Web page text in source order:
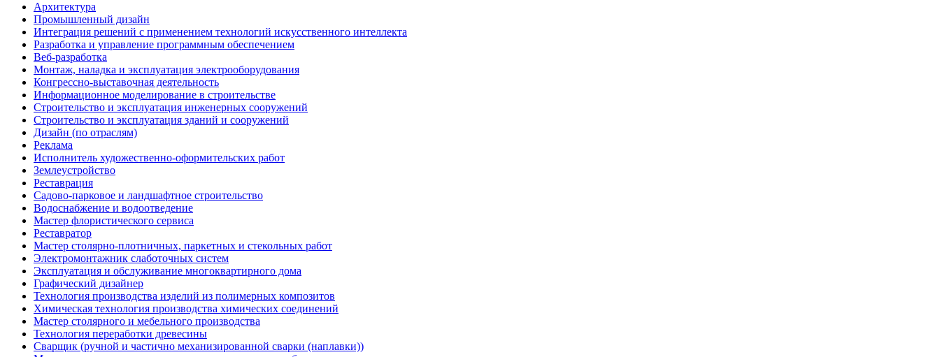
Архитектура
Промышленный дизайн
Интеграция решений с применением технологий искусственного интеллекта
Разработка и управление программным обеспечением
Веб-разработка
Монтаж, наладка и эксплуатация электрооборудования
Конгрессно-выставочная деятельность
Информационное моделирование в строительстве
Строительство и эксплуатация инженерных сооружений
Строительство и эксплуатация зданий и сооружений
Дизайн (по отраслям)
Реклама
Исполнитель художественно-оформительских работ
Землеустройство
Реставрация
Садово-парковое и ландшафтное строительство
Водоснабжение и водоотведение
Мастер флористического сервиса
Реставратор
Мастер столярно-плотничных, паркетных и стекольных работ
Электромонтажник слаботочных систем
Эксплуатация и обслуживание многоквартирного дома
Графический дизайнер
Технология производства изделий из полимерных композитов
Химическая технология производства химических соединений
Мастер столярного и мебельного производства
Технология переработки древесины
Сварщик (ручной и частично механизированной сварки (наплавки))